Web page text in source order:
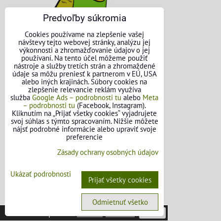
KONTAKTNÉ ÚDAJE
O nás
Požičovňa náradia
Názory našich zákazníkov
Predvoľby súkromia
Cookies používame na zlepšenie vašej
návštevy tejto webovej stránky, analýzu jej
výkonnosti a zhromažďovanie údajov o jej
používaní. Na tento účel môžeme použiť
nástroje a služby tretích strán a zhromaždené
údaje sa môžu preniesť k partnerom v EÚ, USA
alebo iných krajinách. Súbory cookies na
zlepšenie relevancie reklám využíva
služba Google Ads – podrobnosti tu alebo Meta
– podrobnosti tu (Facebook, Instagram).
Kliknutím na „Prijať všetky cookies“ vyjadrujete
svoj súhlas s týmto spracovaním. Nižšie môžete
nájsť podrobné informácie alebo upraviť svoje
preferencie
Zásady ochrany osobných údajov
Ukázať podrobnosti
Prijať všetky cookies
Odmietnuť všetko
Táto stránka používa cookies.Viac info Potvrdiť